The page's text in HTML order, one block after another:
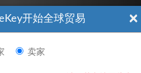
會員。 立即註冊，與全球超過7
立聯繫。 立即加入 |
登录
×
开始全球贸易
卖家